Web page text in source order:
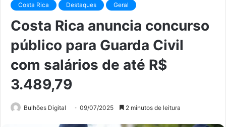
Costa Rica Destaques Geral
Costa Rica anuncia concurso
público para Guarda Civil
com salários de até R$
3.489,79
Bulhões Digital 09/07/2025 2 minutos de leitura